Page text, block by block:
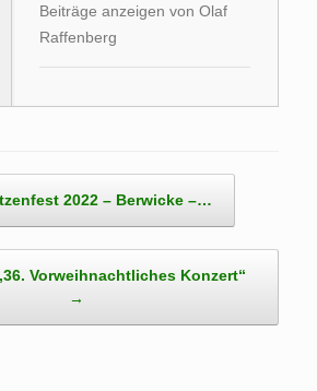
Beiträge anzeigen von Olaf
Raffenberg
2022 – Berwicke –…
Vorweihnachtliches Konzert“
→